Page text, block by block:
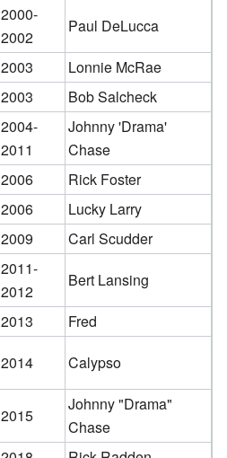
2000-
2002
Paul DeLucca
2003
Lonnie McRae
2003
Bob Salcheck
2004-
2011
Johnny 'Drama'
Chase
2006
Rick Foster
2006
Lucky Larry
2009
Carl Scudder
2011-
2012
Bert Lansing
2013
Fred
2014 Calypso
2015
Johnny "Drama"
Chase